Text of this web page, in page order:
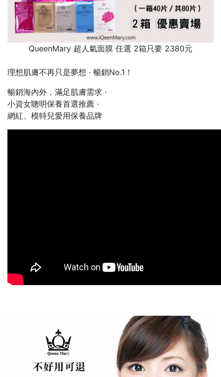
QueenMary 超人氣面膜 任選 2箱只要 2380元
理想肌膚不再只是夢想 · 暢銷No.1！
暢銷海內外，滿足肌膚需求 ·
小資女聰明保養首選推薦 ·
網紅、模特兒愛用保養品牌